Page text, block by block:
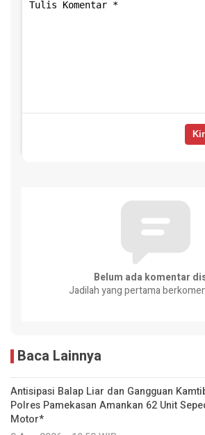
Belum ada komentar
Jadilah yang pertama
Baca Lainnya
Antisipasi Balap Liar dan Gangguan
Polres Pamekasan Amankan 62 Unit
Motor*